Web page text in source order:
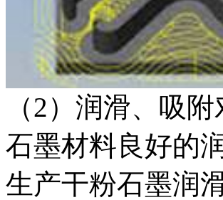
（2）润滑、吸
石墨材料良好的
生产干粉石墨润